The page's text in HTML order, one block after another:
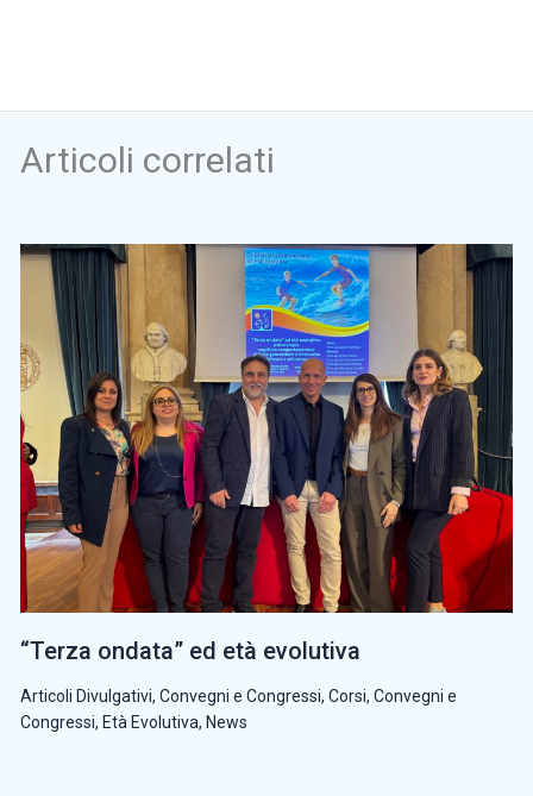
Articoli correlati
“Terza ondata” ed età evolutiva
Articoli Divulgativi, Convegni e Congressi, Corsi, Convegni e
Congressi, Età Evolutiva, News